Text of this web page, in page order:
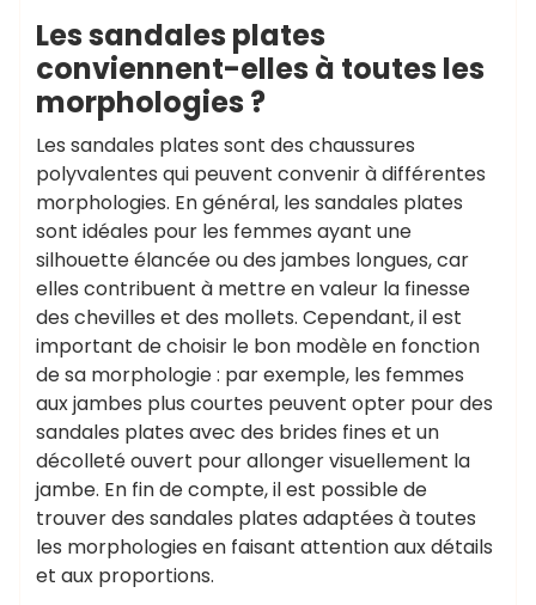
Les sandales plates
conviennent-elles à toutes les
morphologies ?
Les sandales plates sont des chaussures
polyvalentes qui peuvent convenir à différentes
morphologies. En général, les sandales plates
sont idéales pour les femmes ayant une
silhouette élancée ou des jambes longues, car
elles contribuent à mettre en valeur la finesse
des chevilles et des mollets. Cependant, il est
important de choisir le bon modèle en fonction
de sa morphologie : par exemple, les femmes
aux jambes plus courtes peuvent opter pour des
sandales plates avec des brides fines et un
décolleté ouvert pour allonger visuellement la
jambe. En fin de compte, il est possible de
trouver des sandales plates adaptées à toutes
les morphologies en faisant attention aux détails
et aux proportions.